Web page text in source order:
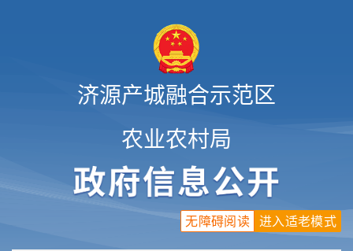
济源产城融合示范区
农业农村局
进入适老模式
无障碍阅读